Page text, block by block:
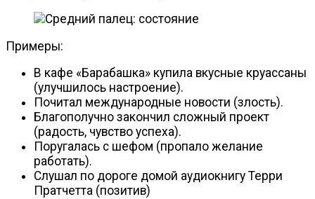
Примеры:
В кафе «Барабашка» купила вкусные круассаны
(улучшилось настроение).
Почитал международные новости (злость).
Благополучно закончил сложный проект
(радость, чувство успеха).
Поругалась с шефом (пропало желание
работать).
Слушал по дороге домой аудиокнигу Терри
Пратчетта (позитив)